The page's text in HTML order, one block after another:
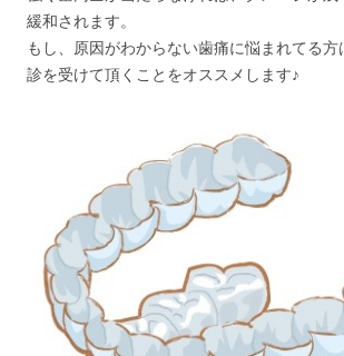
緩和されます。
もし、原因がわからない歯痛に悩まれてる方
診を受けて頂くことをオススメします♪